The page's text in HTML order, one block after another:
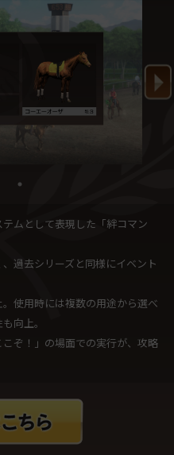
ムとして表現した「絆コマン
過去シリーズと同様にイベント
使用時には複数の用途から選べ
向上。
ぞ！」の場面での実行が、攻略